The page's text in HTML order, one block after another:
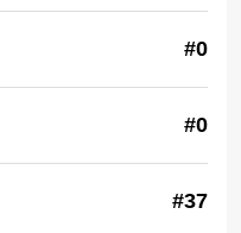
#0
#0
#37